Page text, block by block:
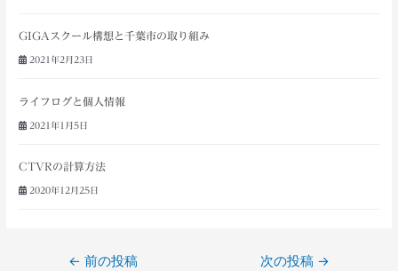
GIGAスクール構想と千葉市の取り組み
2021年2月23日
ライフログと個人情報
2021年1月5日
CTVRの計算方法
2020年12月25日
← 前の投稿 次の投稿 →